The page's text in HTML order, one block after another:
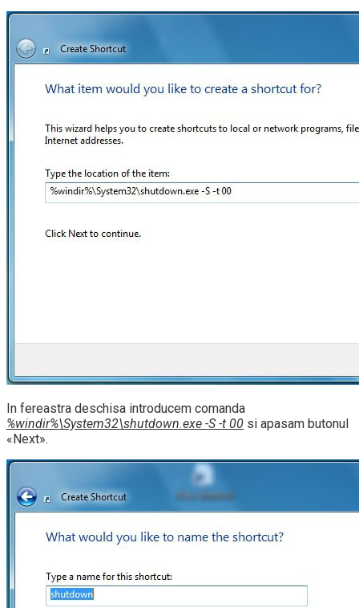
In fereastra deschisa introducem comanda
%windir%\System32\shutdown.exe -S -t 00 si apasam butonul
«Next».